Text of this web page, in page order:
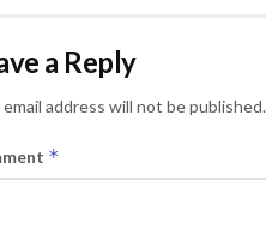
a Reply
email address will not be published.
*